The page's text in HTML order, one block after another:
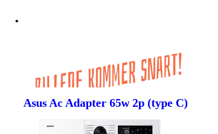
Asus Ac Adapter 65w 2p (type C)